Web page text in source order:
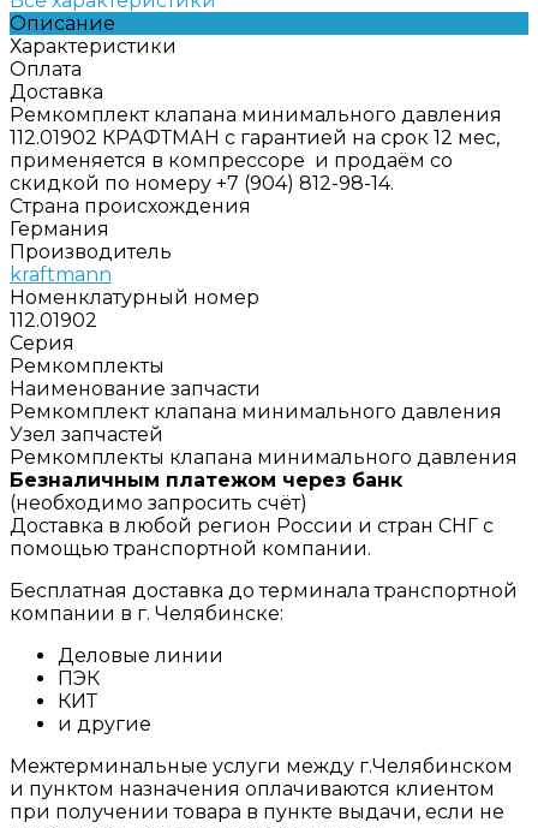
Описание
Характеристики
Оплата
Доставка
Ремкомплект клапана минимального давления
112.01902 КРАФТМАН с гарантией на срок 12 мес,
применяется в компрессоре и продаём со
скидкой по номеру +7 (904) 812-98-14.
Страна происхождения
Германия
Производитель
kraftmann
Номенклатурный номер
112.01902
Серия
Ремкомплекты
Наименование запчасти
Ремкомплект клапана минимального давления
Узел запчастей
Ремкомплекты клапана минимального давления
Безналичным платежом через банк
(необходимо запросить счёт)
Доставка в любой регион России и стран СНГ с
помощью транспортной компании.
Бесплатная доставка до терминала транспортной
компании в г. Челябинске:
Деловые линии
ПЭК
КИТ
и другие
Межтерминальные услуги между г.Челябинском
и пунктом назначения оплачиваются клиентом
при получении товара в пункте выдачи, если не